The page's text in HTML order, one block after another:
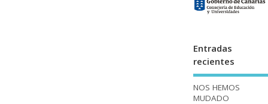
Entradas
recientes
NOS HEMOS
MUDADO